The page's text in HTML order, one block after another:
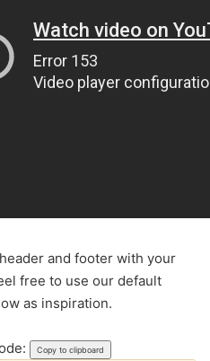
and footer with your
free to use our default
as inspiration.
Copy to clipboard